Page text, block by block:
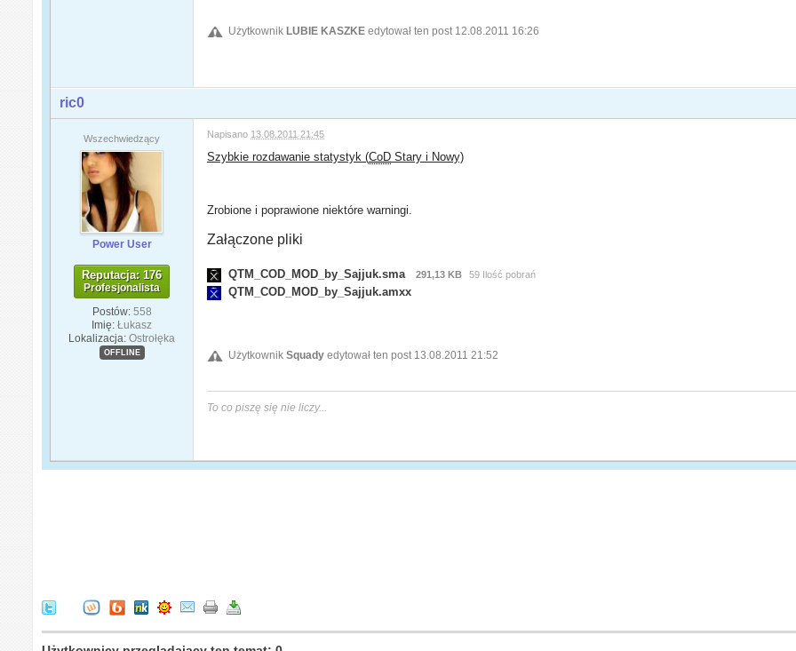
Użytkownik LUBIE KASZKE edytował ten post 12.08.2011 16:26
ric0
Wszechwiedzący
Power User
Reputacja: 176
Profesjonalista
Postów: 558
Imię: Łukasz
Lokalizacja: Ostrołęka
OFFLINE
Napisano 13.08.2011 21:45
Szybkie rozdawanie statystyk (CoD Stary i Nowy)
Zrobione i poprawione niektóre warningi.
Załączone pliki
QTM_COD_MOD_by_Sajjuk.sma 291,13 KB 59 Ilość pobrań
QTM_COD_MOD_by_Sajjuk.amxx
UżytkownikSquady edytował ten post 13.08.2011 21:52
To co piszę się nie liczy...